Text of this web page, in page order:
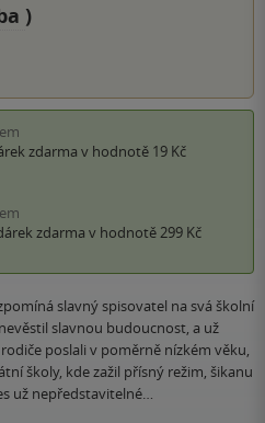
)
zdarma v hodnotě 19 Kč
zdarma v hodnotě 299 Kč
slavný spisovatel na svá školní
slavnou budoucnost, a už
poslali v poměrně nízkém věku,
školy, kde zažil přísný režim, šikanu
už nepředstavitelné…